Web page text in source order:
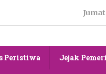
Peristiwa Jejak